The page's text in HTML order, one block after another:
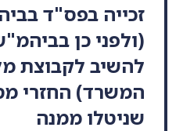
זכייה בפס"ד
(ולפני כן
להשיב לקבוצת
המשרד) החזרי מס
שניטלו ממנה